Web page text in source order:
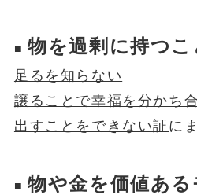
■物を過剰に持つ
足るを知らない
譲ることで幸福を分かち
出すことをできない証 に
■物や金を価値あ